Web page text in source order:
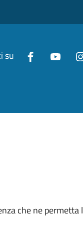
su
che ne permetta